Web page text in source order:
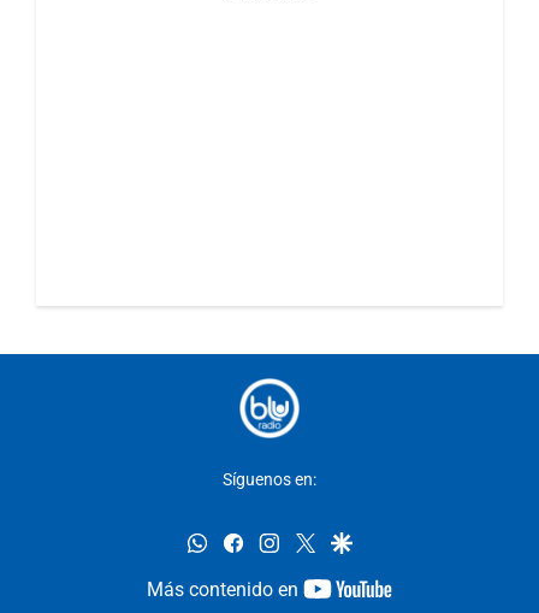
Síguenos en:
whatsappfacebookinstagram
twittergoogle
Más contenido en
youtube-